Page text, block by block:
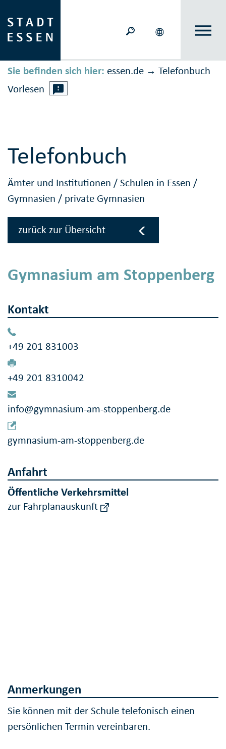
Sie befinden sich hier: essen.de → Telefonbuch
Vorlesen
Telefonbuch
Ämter und Institutionen /Schulen in Essen /
Gymnasien / private Gymnasien
zurück zur Übersicht
Gymnasium am Stoppenberg
Kontakt
+49 201 831003
+49 201 8310042
info@gymnasium-am-stoppenberg.de
gymnasium-am-stoppenberg.de
Anfahrt
Öffentliche Verkehrsmittel
zur Fahrplanauskunft
Anmerkungen
Sie können mit der Schule telefonisch einen
persönlichen Termin vereinbaren.